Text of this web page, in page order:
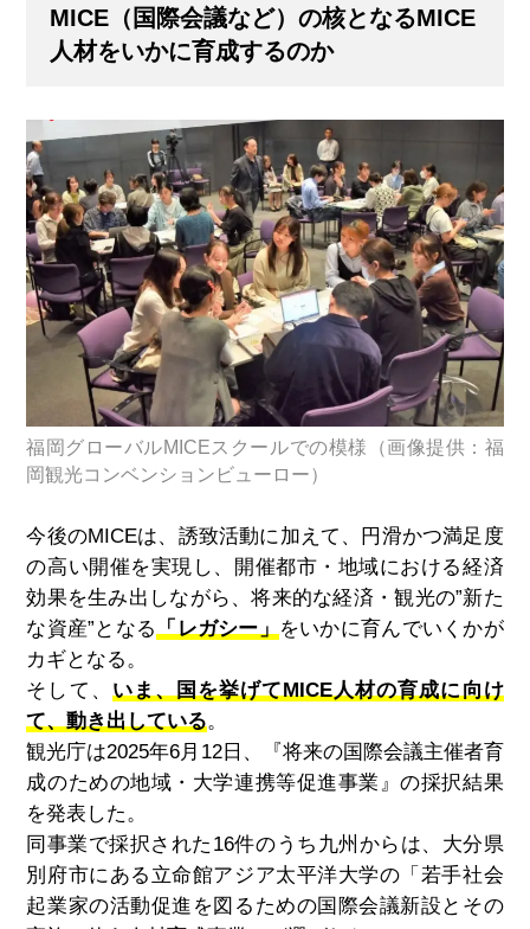
MICE （国際会議など）の核となるMICE
人材をいかに育成するのか
福岡グローバルMICEスクールでの模様（画像提供：福
岡観光コンベンションビューロー）
今後のMICEは、誘致活動に加えて、円滑かつ満足度
の高い開催を実現し、開催都市・地域における経済
効果を生み出しながら、将来的な経済・観光の”新た
な資産”となる「レガシー」をいかに育んでいくかが
カギとなる。
そして、 いま、国を挙げてMICE人材の育成に向け
て、動き出している。
観光庁は2025年6月 12日、『将来の国際会議主催者育
成のための地域・大学連携等促進事業』の採択結果
を発表した。
同事業で採択された 16件のうち九州からは、大分県
別府市にある立命館アジア太平洋大学の「若手社会
起業家の活動促進を図るための国際会議新設とその